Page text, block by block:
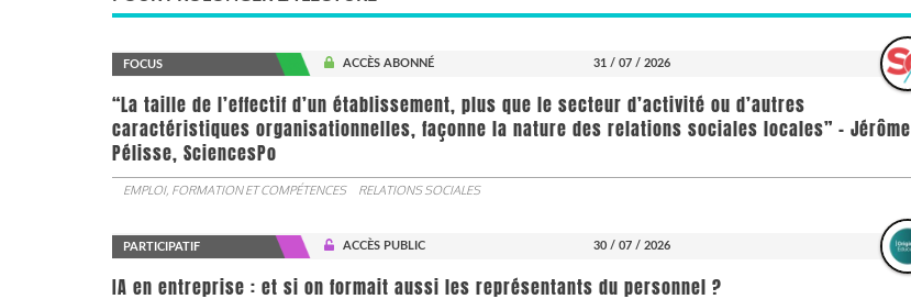
FOCUS ACCÈS ABONNÉ 31 / 07 / 2026
“La taille de l’effectif d’un établissement, plus que le secteur d’activité ou d’autres
caractéristiques organisationnelles, façonne la nature des relations sociales locales” - Jérôme
Pélisse, SciencesPo
EMPLOI, FORMATION ET COMPÉTENCES RELATIONS SOCIALES
PARTICIPATIF ACCÈS PUBLIC 30 / 07 / 2026
IA en entreprise : et si on formait aussi les représentants du personnel ?